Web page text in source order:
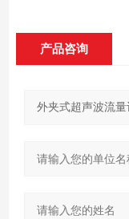
产品咨询